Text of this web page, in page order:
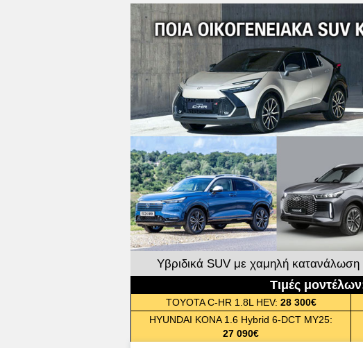
Υβριδικά SUV με χαμηλή
Τιμές
TOYOTA C-HR 1.8L HEV: 28 300€
HYUNDAI KONA 1.6 Hybrid 6-DCT MY25:
27 090€